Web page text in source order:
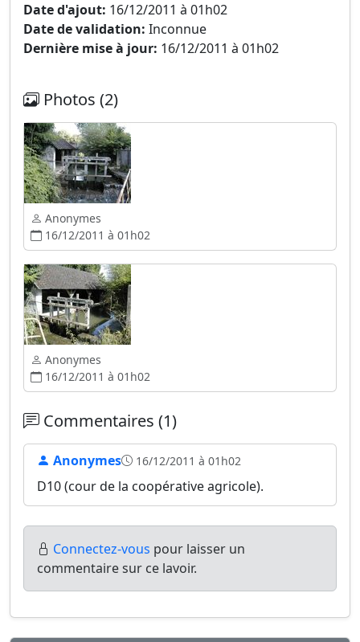
Date d'ajout: 16/12/2011 à 01h02
Date de validation: Inconnue
Dernière mise à jour: 16/12/2011 à 01h02
Photos (2)
Anonymes
16/12/2011 à 01h02
Anonymes
16/12/2011 à 01h02
Commentaires (1)
Anonymes 16/12/2011 à 01h02
D10 (cour de la coopérative agricole).
Connectez-vous pour laisser un
commentaire sur ce lavoir.